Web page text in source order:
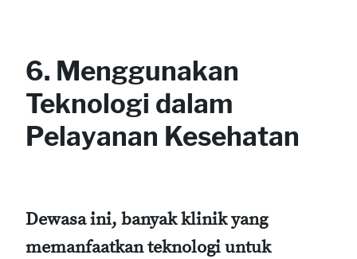
6. Menggunakan
Teknologi dalam
Pelayanan Kesehatan
Dewasa ini, banyak klinik yang
memanfaatkan teknologi untuk